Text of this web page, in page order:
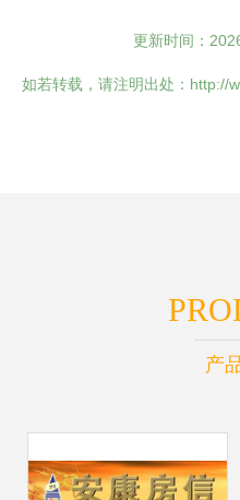
更新时间：
如若转载，请注明出处：http://
产